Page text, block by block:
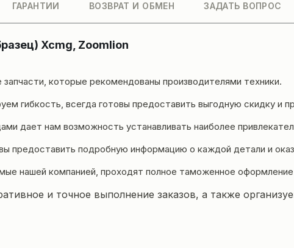
ГАРАНТИИ ВОЗВРАТ И ОБМЕН ЗАДАТЬ ВОПРОС
Xcmg, Zoomlion
которые рекомендованы производителями техники.
гибкость, всегда готовы предоставить выгодную скидку и
дает нам возможность устанавливать наиболее
предоставить подробную информацию о каждой детали и
нашей компанией, проходят полное таможенное
и точное выполнение заказов, а также